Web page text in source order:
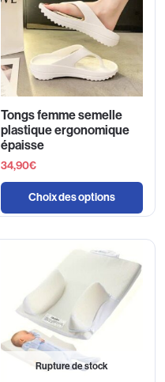
Tongs femme semelle
plastique ergonomique
épaisse
34,90€
Choix des options
Rupture de stock